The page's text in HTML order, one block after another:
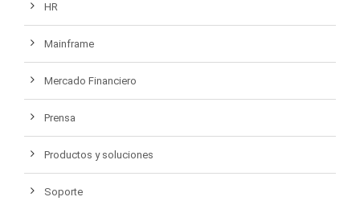
HR
Mainframe
Mercado Financiero
Prensa
Productos y soluciones
Soporte